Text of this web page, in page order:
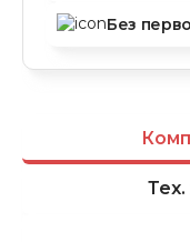
Без